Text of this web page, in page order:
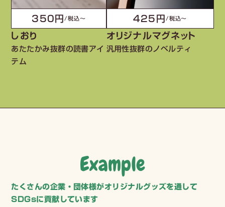
350円/税込〜
しおり
あたたかみ抜群の読書アイ
テム
425円/税込〜
オリジナルマグネット
汎用性抜群のノベルティ
Example
たくさんの企業・団体様がオリジナルグッズを通して
SDGsに貢献しています